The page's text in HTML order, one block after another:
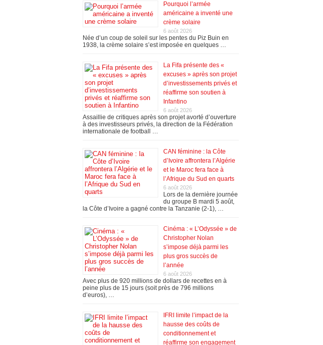
Pourquoi l’armée
américaine a inventé une
crème solaire
6 août 2026
Née d’un coup de soleil sur les pentes du Piz Buin en
1938, la crème solaire s’est imposée en quelques …
La Fifa présente des «
excuses » après son projet
d’investissements privés et
réaffirme son soutien à
Infantino
6 août 2026
Assaillie de critiques après son projet avorté d’ouverture
à des investisseurs privés, la direction de la Fédération
internationale de football …
CAN féminine : la Côte
d’Ivoire affrontera l’Algérie
et le Maroc fera face à
l’Afrique du Sud en quarts
6 août 2026
Lors de la dernière journée
du groupe B mardi 5 août,
la Côte d’Ivoire a gagné contre la Tanzanie (2-1), …
Cinéma : « L’Odyssée » de
Christopher Nolan
s’impose déjà parmi les
plus gros succès de
l’année
6 août 2026
Avec plus de 920 millions de dollars de recettes en à
peine plus de 15 jours (soit près de 796 millions
d’euros), …
IFRI limite l’impact de la
hausse des coûts de
conditionnement et
réaffirme son engagement